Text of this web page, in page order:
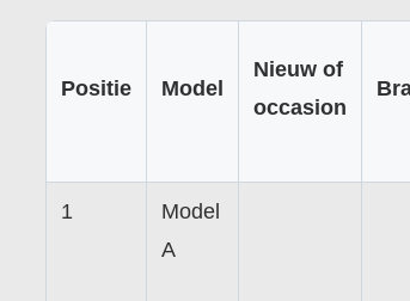
Positie Model
Nieuw of
occasion
1
Model
A